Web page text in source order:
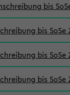
bis
bis SoSe
bis SoSe
bis SoSe